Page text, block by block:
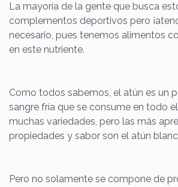
La mayoría de la gente que busca
complementos deportivos pero
necesario, pues tenemos alimentos
en este nutriente.
Como todos sabemos, el atún es un
sangre fría que se consume en todo
muchas variedades, pero las más
propiedades y sabor son el atún
Pero no solamente se compone de